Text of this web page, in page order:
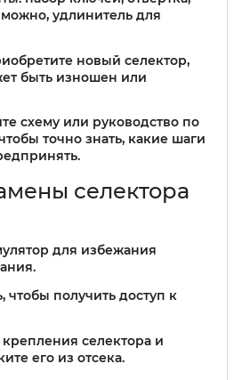
удлинитель для
новый селектор,
быть изношен или
схему или руководство по
точно знать, какие шаги
селектора
для избежания
чтобы получить доступ к
селектора и
его из отсека.